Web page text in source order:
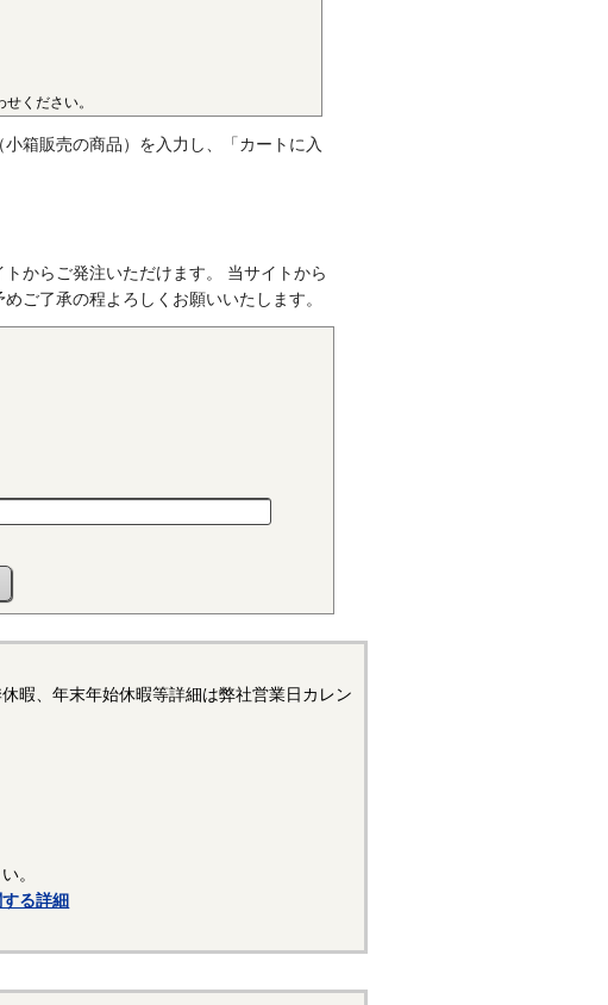
チックです。エンプラのなかでも最高
硫酸だけです。また、耐熱性、耐摩耗
ICウェハキャリア、LCD製造用治具な
標です。
ックとして幅広い分野で用いられてい
機械的性質を有し、かつ優れた耐疲労
ら、金属の代替品として電機・自動
V-2
最適な材料でありますが、吸湿性が高
させ、浮遊状態にある黒鉛粒子をテー
よるクリープ変形はほとんどなく、耐
生地の状態では錆が発生するため、通
呼ぶ場合があります。
ください。
箱販売の商品）を入力し、「カートに入
からご発注いただけます。 当サイトから
ご了承の程よろしくお願いいたします。
暇、年末年始休暇等詳細は弊社営業日カレン
。
る詳細